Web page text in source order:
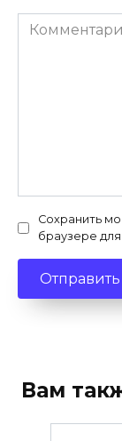
Комментарий
Сохранить
браузере
Вам